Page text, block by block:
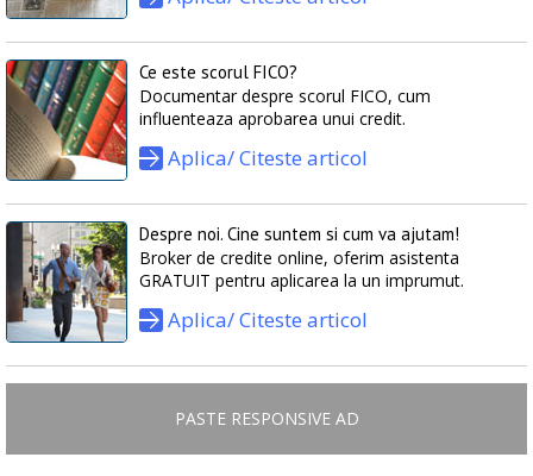
Ce este scorul FICO?
Documentar despre scorul FICO, cum
influenteaza aprobarea unui credit.
Aplica/ Citeste articol
Despre noi. Cine suntem si cum va ajutam!
Broker de credite online, oferim asistenta
GRATUIT pentru aplicarea la un imprumut.
Aplica/ Citeste articol
PASTE RESPONSIVE AD